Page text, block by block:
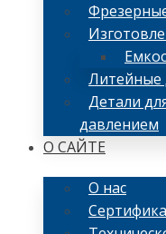
Литейные
Детали
давлением
О САЙТЕ
О нас